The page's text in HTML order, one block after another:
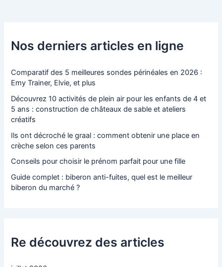
Nos derniers articles en ligne
Comparatif des 5 meilleures sondes périnéales en 2026 :
Emy Trainer, Elvie, et plus
Découvrez 10 activités de plein air pour les enfants de 4 et
5 ans : construction de châteaux de sable et ateliers
créatifs
Ils ont décroché le graal : comment obtenir une place en
crèche selon ces parents
Conseils pour choisir le prénom parfait pour une fille
Guide complet : biberon anti-fuites, quel est le meilleur
biberon du marché ?
Re découvrez des articles